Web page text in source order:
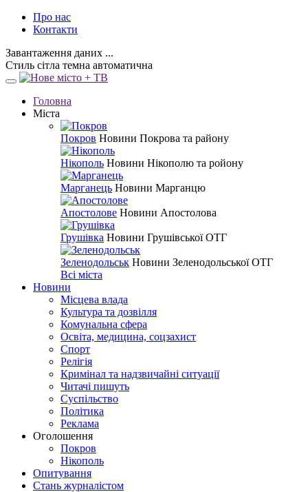
Про нас
Контакти
Завантаження даних ...
Стиль сітла темна автоматична
Головна
Міста
Покров Новини Покрова та району
Нікополь Новини Нікополю та ройону
Марганець Новини Марганцю
Апостолове Новини Апостолова
Грушівка Новини Грушівської ОТГ
Зеленодольськ Новини Зеленодольської ОТГ
Всі міста
Новини
Місцева влада
Культура та дозвілля
Комунальна сфера
Освіта, медицина, соцзахист
Спорт
Релігія
Кримінал та надзвичайні ситуації
Читачі пишуть
Суспільство
Політика
Реклама
Оголошення
Покров
Нікополь
Опитування
Стань журналістом